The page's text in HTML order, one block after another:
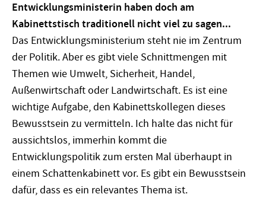
Entwicklungsministerin haben doch am
Kabinettstisch traditionell nicht viel zu sagen...
Das Entwicklungsministerium steht nie im Zentrum
der Politik. Aber es gibt viele Schnittmengen mit
Themen wie Umwelt, Sicherheit, Handel,
Außenwirtschaft oder Landwirtschaft. Es ist eine
wichtige Aufgabe, den Kabinettskollegen dieses
Bewusstsein zu vermitteln. Ich halte das nicht für
aussichtslos, immerhin kommt die
Entwicklungspolitik zum ersten Mal überhaupt in
einem Schattenkabinett vor. Es gibt ein Bewusstsein
dafür, dass es ein relevantes Thema ist.